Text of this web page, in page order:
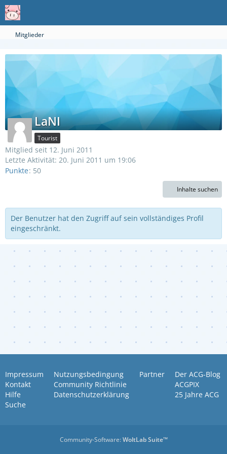
Mitglieder
LaNI
Tourist
Mitglied seit 12. Juni 2011
Letzte Aktivität: 20. Juni 2011 um 19:06
Punkte 50
Inhalte suchen
Der Benutzer hat den Zugriff auf sein vollständiges Profil
eingeschränkt.
Impressum
Kontakt
Hilfe
Suche
Nutzungsbedingung
Community Richtlinie
Datenschutzerklärung
Partner
Der ACG-Blog
ACGPIX
25 Jahre ACG
Community-Software:WoltLab Suite™